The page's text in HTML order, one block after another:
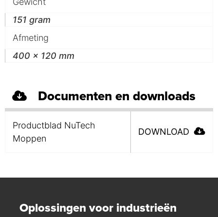
151 gram
Afmeting
400 x 120 mm
Documenten en downloads
Productblad NuTech
Moppen
DOWNLOAD
Oplossingen voor industrieën